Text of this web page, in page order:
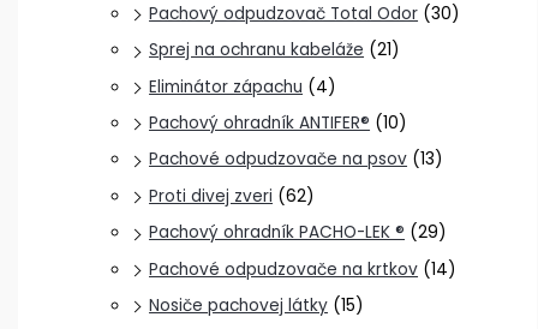
Pachový odpudzovač Total Odor (30)
Sprej na ochranu kabeláže (21)
Eliminátor zápachu (4)
Pachový ohradník ANTIFER® (10)
Pachové odpudzovače na psov (13)
Proti divej zveri (62)
Pachový ohradník PACHO-LEK ® (29)
Pachové odpudzovače na krtkov (14)
Nosiče pachovej látky (15)